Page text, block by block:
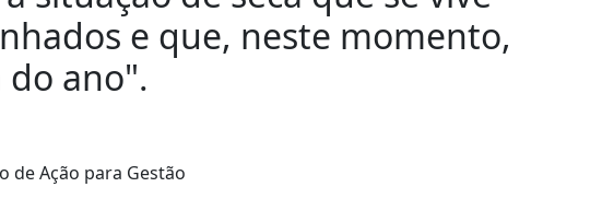
e que, neste momento,
ano".
de Ação para Gestão